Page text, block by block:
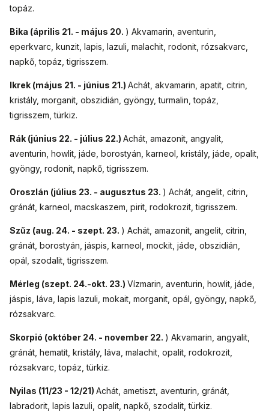
topáz.
Bika (április 21. - május 20. ) Akvamarin, aventurin,
eperkvarc, kunzit, lapis, lazuli, malachit, rodonit, rózsakvarc,
napkő, topáz, tigrisszem.
Ikrek (május 21. - június 21.) Achát, akvamarin, apatit, citrin,
kristály, morganit, obszidián, gyöngy, turmalin, topáz,
tigrisszem, türkiz.
Rák (június 22. - július 22.) Achát, amazonit, angyalit,
aventurin, howlit, jáde, borostyán, karneol, kristály, jáde, opalit,
gyöngy, rodonit, napkő, tigrisszem.
Oroszlán (július 23. - augusztus 23. ) Achát, angelit, citrin,
gránát, karneol, macskaszem, pirit, rodokrozit, tigrisszem.
Szűz (aug. 24. - szept. 23. ) Achát, amazonit, angelit, citrin,
gránát, borostyán, jáspis, karneol, mockit, jáde, obszidián,
opál, szodalit, tigrisszem.
Mérleg (szept. 24.-okt. 23.) Vízmarin, aventurin, howlit, jáde,
jáspis, láva, lapis lazuli, mokait, morganit, opál, gyöngy, napkő,
rózsakvarc.
Skorpió (október 24. - november 22. ) Akvamarin, angyalit,
gránát, hematit, kristály, láva, malachit, opalit, rodokrozit,
rózsakvarc, topáz, türkiz.
Nyilas (11/23 - 12/21) Achát, ametiszt, aventurin, gránát,
labradorit, lapis lazuli, opalit, napkő, szodalit, türkiz.